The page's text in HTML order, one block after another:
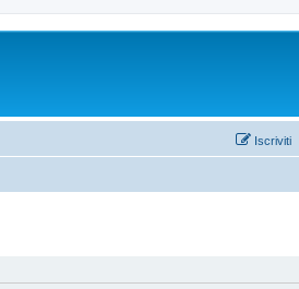
Iscriviti